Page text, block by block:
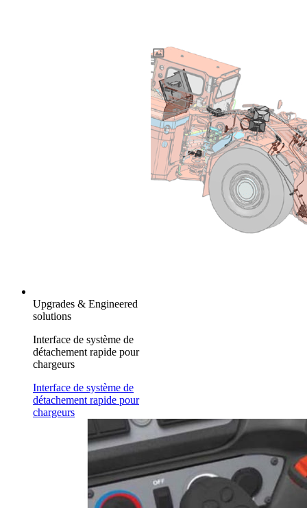
Upgrades & Engineered
solutions
Interface de système de
détachement rapide pour
chargeurs
Interface de système de
détachement rapide pour
chargeurs